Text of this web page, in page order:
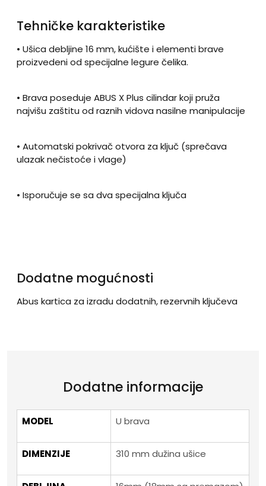
Tehničke karakteristike
• Ušica debljine 16 mm, kućište i elementi brave
proizvedeni od specijalne legure čelika.
• Brava poseduje ABUS X Plus cilindar koji pruža
najvišu zaštitu od raznih vidova nasilne manipulacije
• Automatski pokrivač otvora za ključ (sprečava
ulazak nečistoće i vlage)
• Isporučuje se sa dva specijalna ključa
Dodatne mogućnosti
Abus kartica za izradu dodatnih, rezervnih ključeva
Dodatne informacije
MODEL U brava
DIMENZIJE 310 mm dužina ušice